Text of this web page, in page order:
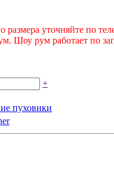
уточняйте по
Шоу рум работает по
+
пуховики